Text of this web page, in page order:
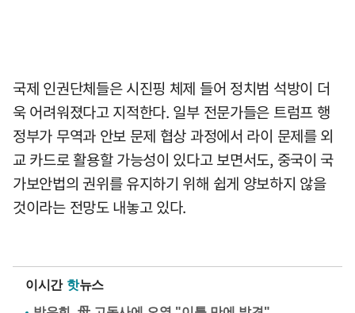
국제 인권단체들은 시진핑 체제 들어 정치범 석방이 더
욱 어려워졌다고 지적한다. 일부 전문가들은 트럼프 행
정부가 무역과 안보 문제 협상 과정에서 라이 문제를 외
교 카드로 활용할 가능성이 있다고 보면서도, 중국이 국
가보안법의 권위를 유지하기 위해 쉽게 양보하지 않을
것이라는 전망도 내놓고 있다.
이시간 핫뉴스